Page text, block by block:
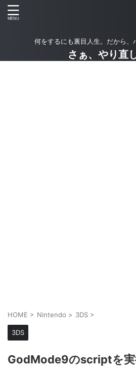
何をするにも裏目人生。だから、
さぁ、やり直
HOME > Nintendo > 3DS >
3DS
GodMode9のscriptを実